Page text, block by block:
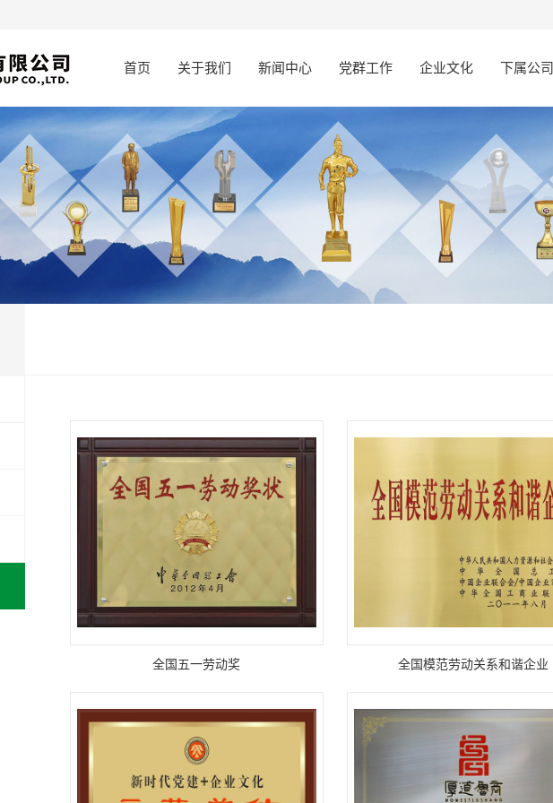
首页 关于我们 新闻中心 党群工作 企业文化 下属公司
全国五一劳动奖 全国模范劳动关系和谐企业